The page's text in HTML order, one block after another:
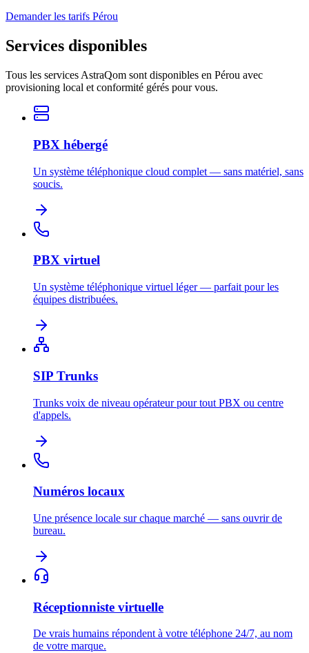
Demander les tarifs Pérou
Services disponibles
Tous les services AstraQom sont disponibles en Pérou avec
provisioning local et conformité gérés pour vous.
PBX hébergé
Un système téléphonique cloud complet — sans matériel, sans
soucis.
PBX virtuel
Un système téléphonique virtuel léger — parfait pour les
équipes distribuées.
SIP Trunks
Trunks voix de niveau opérateur pour tout PBX ou centre
d'appels.
Numéros locaux
Une présence locale sur chaque marché — sans ouvrir de
bureau.
Réceptionniste virtuelle
De vrais humains répondent à votre téléphone 24/7, au nom
de votre marque.